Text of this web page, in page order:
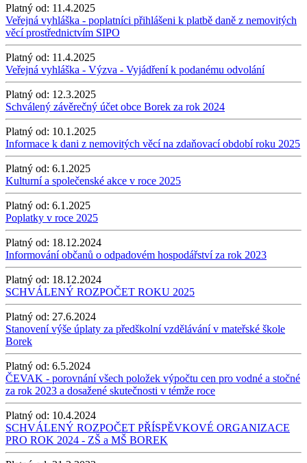
Platný od: 11.4.2025
Veřejná vyhláška - poplatníci přihlášeni k platbě daně z nemovitých
věcí prostřednictvím SIPO
Platný od: 11.4.2025
Veřejná vyhláška - Výzva - Vyjádření k podanému odvolání
Platný od: 12.3.2025
Schválený závěrečný účet obce Borek za rok 2024
Platný od: 10.1.2025
Informace k dani z nemovitých věcí na zdaňovací období roku 2025
Platný od: 6.1.2025
Kulturní a společenské akce v roce 2025
Platný od: 6.1.2025
Poplatky v roce 2025
Platný od: 18.12.2024
Informování občanů o odpadovém hospodářství za rok 2023
Platný od: 18.12.2024
SCHVÁLENÝ ROZPOČET ROKU 2025
Platný od: 27.6.2024
Stanovení výše úplaty za předškolní vzdělávání v mateřské škole
Borek
Platný od: 6.5.2024
ČEVAK - porovnání všech položek výpočtu cen pro vodné a stočné
za rok 2023 a dosažené skutečnosti v témže roce
Platný od: 10.4.2024
SCHVÁLENÝ ROZPOČET PŘÍSPĚVKOVÉ ORGANIZACE
PRO ROK 2024 - ZŠ a MŠ BOREK